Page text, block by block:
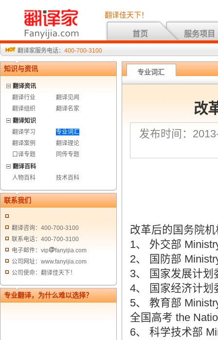
翻译佳天下！
首页 服务项目
翻译家服务电话： 400-700-3100
知识与资讯
翻译资讯
翻译行业
翻译见闻
翻译组织
翻译名家
翻译知识
翻译学习
专业词汇
翻译案例
翻译理论
口译专题
同传专题
翻译百科
人物百科
技术百科
联系我们
翻译咨询：400-700-3100
联系电话：400-700-3100
电子邮件：vip
fanyijia.com
公司网址：www.fanyijia.com
公司使命：翻译佳天下！
专业翻译，为什么难以选择？
专业词汇
改
发布时间：
改革后的国务院
1、 外交部
2、 国防部
3、 国家发展计划
4、 国家经济计划
5、 教育部
全国高考 the
6、 科学技术部